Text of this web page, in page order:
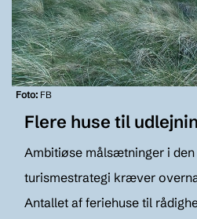
Foto: FB
Flere huse til
Ambitiøse målsætninger i
turismestrategi kræver
Antallet af feriehuse til